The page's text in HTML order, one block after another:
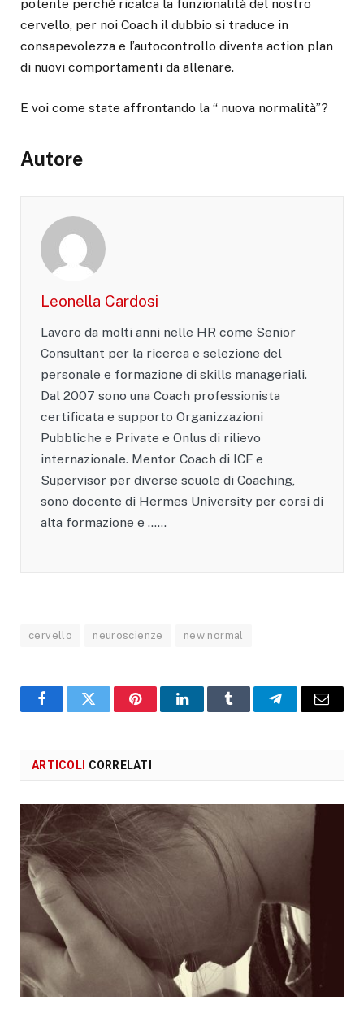
potente perché ricalca la funzionalità del nostro
cervello, per noi Coach il dubbio si traduce in
consapevolezza e l’autocontrollo diventa action plan
di nuovi comportamenti da allenare.
E voi come state affrontando la “ nuova normalità”?
Autore
Leonella Cardosi
Lavoro da molti anni nelle HR come Senior
Consultant per la ricerca e selezione del
personale e formazione di skills manageriali.
Dal 2007 sono una Coach professionista
certificata e supporto Organizzazioni
Pubbliche e Private e Onlus di rilievo
internazionale. Mentor Coach di ICF e
Supervisor per diverse scuole di Coaching,
sono docente di Hermes University per corsi di
alta formazione e ……
cervello neuroscienze new normal
Facebook
X PinterestLinkedInTumblr TelegramEmail
ARTICOLI CORRELATI